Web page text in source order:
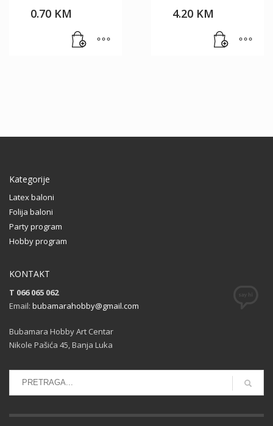
0.70 KM 4.20 KM
Kategorije
Latex baloni
Folija baloni
Party program
Hobby program
KONTAKT
T 066 065 062
Email: bubamarahobby@gmail.com
Bubamara Hobby Art Centar
Nikole Pašića 45, Banja Luka